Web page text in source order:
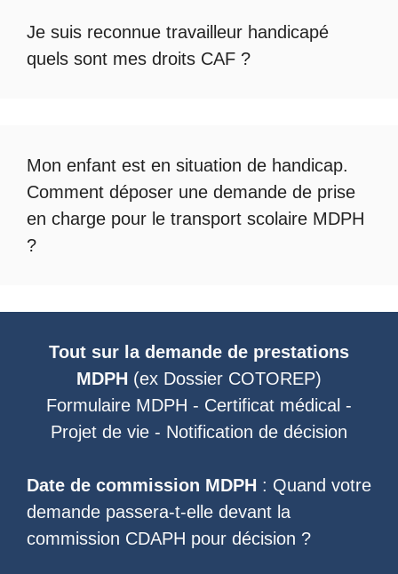
Je suis reconnue travailleur handicapé
quels sont mes droits CAF ?
Mon enfant est en situation de handicap.
Comment déposer une demande de prise
en charge pour le transport scolaire MDPH
?
Tout sur la demande de prestations
MDPH (ex Dossier COTOREP)
Formulaire MDPH - Certificat médical -
Projet de vie - Notification de décision
Date de commission MDPH : Quand votre
demande passera-t-elle devant la
commission CDAPH pour décision ?